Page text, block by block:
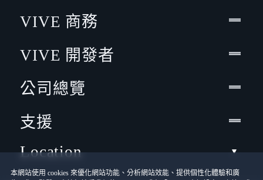
本網站使用 cookies 來優化網站功能、分析網站效能、提供個性化體驗和廣
VIVE 商務
VIVE 開發者
公司總覽
支援
Location